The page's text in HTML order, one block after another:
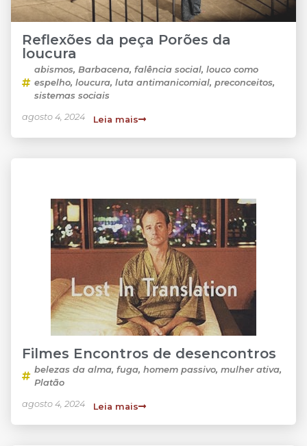
Reflexões da peça Porões da
loucura
abismos, Barbacena, falência social, louco como
espelho, loucura, luta antimanicomial, preconceitos,
sistemas sociais
agosto 4, 2024 Leia mais
Filmes Encontros de desencontros
belezas da alma, fuga, homem passivo, mulher ativa,
Platão
agosto 4, 2024 Leia mais